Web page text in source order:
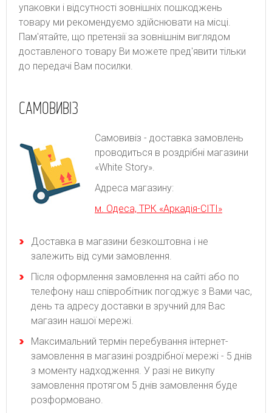
упаковки і відсутності зовнішніх пошкоджень
товару ми рекомендуємо здійснювати на місці.
Пам'ятайте, що претензії за зовнішнім виглядом
доставленого товару Ви можете пред'явити тільки
до передачі Вам посилки.
САМОВИВІЗ
Самовивіз - доставка замовлень
проводиться в роздрібні магазини
«White Story».
Адреса магазину:
м. Одеса, ТРК «Аркадія-СІТІ»
Доставка в магазини безкоштовна і не
залежить від суми замовлення.
Після оформлення замовлення на сайті або по
телефону наш співробітник погоджує з Вами час,
день та адресу доставки в зручний для Вас
магазин нашої мережі.
Максимальний термін перебування інтернет-
замовлення в магазині роздрібної мережі - 5 днів
з моменту надходження. У разі не викупу
замовлення протягом 5 днів замовлення буде
розформовано.